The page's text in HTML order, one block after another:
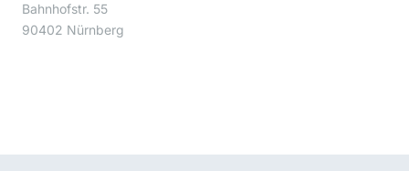
Bahnhofstr. 55
90402 Nürnberg